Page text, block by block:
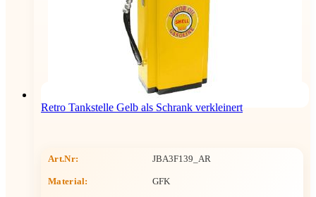
Retro Tankstelle Gelb als Schrank verkleinert
Art.Nr: JBA3F139_AR
Material: GFK